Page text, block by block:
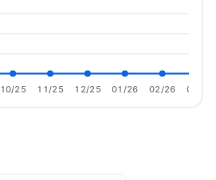
10/25 11/25 12/25 01/26 02/26 03/26